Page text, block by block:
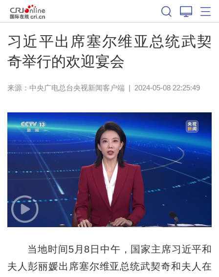
习近平出席塞尔维亚总统武契
奇举行的欢迎宴会
来源： 中央广电总台央视新闻客户端 | 2024-05-08 22:25:49
当地时间5月8日中午，国家主席习近平和
夫人彭丽媛出席塞尔维亚总统武契奇和夫人在